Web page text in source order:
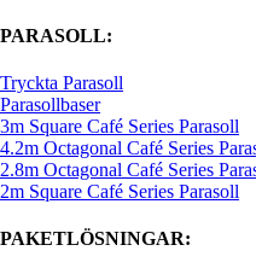
PARASOLL:
Tryckta Parasoll
Parasollbaser
3m Square Café Series Parasoll
4.2m Octagonal Café Series
2.8m Octagonal Café Series
2m Square Café Series Parasoll
PAKETLÖSNINGAR: